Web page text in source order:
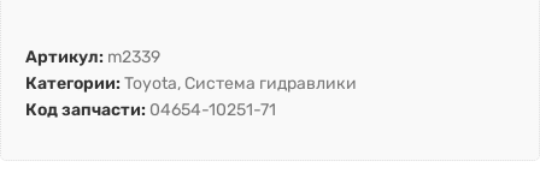
Артикул: m2339
Категории: Toyota, Система гидравлики
Код запчасти: 04654-10251-71